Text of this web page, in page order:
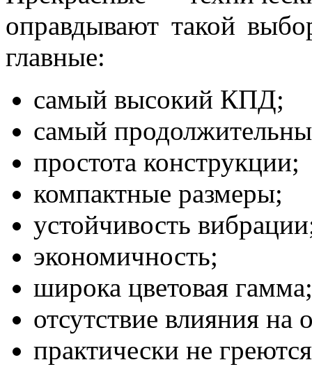
оправдывают такой
главные:
самый высокий КПД;
самый
простота конструкции;
компактные размеры;
устойчивость
экономичность;
широка цветовая гамма;
отсутствие влияния
практически не